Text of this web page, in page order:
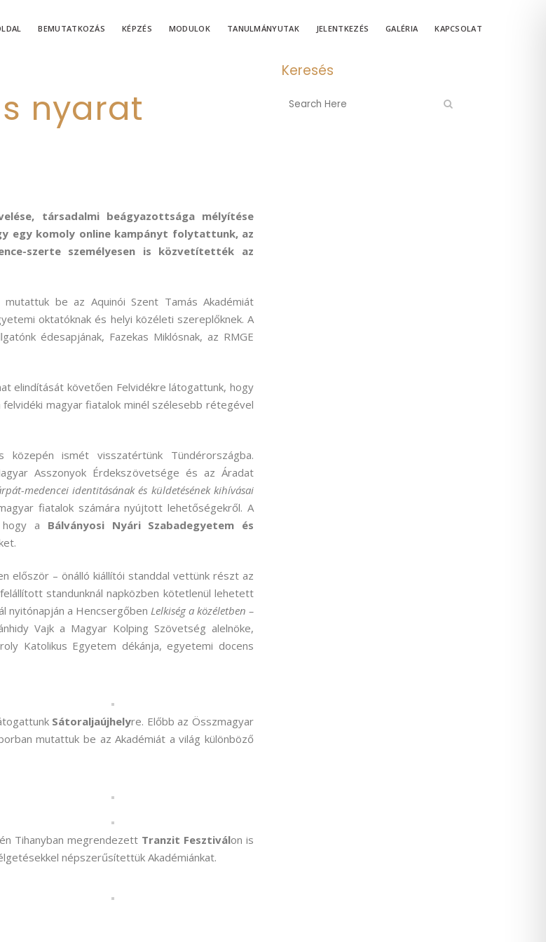
BEMUTATKOZÁS KÉPZÉS MODULOK TANULMÁNYUTAK JELENTKEZÉS GALÉRIA KAPCSOLAT
nyarat
társadalmi beágyazottsága mélyítése
egy komoly online kampányt folytattunk, az
szerte személyesen is közvetítették az
be az Aquinói Szent Tamás Akadémiát
oktatóknak és helyi közéleti szereplőknek. A
édesapjának, Fazekas Miklósnak, az RMGE
elindítását követően Felvidékre látogattunk, hogy
felvidéki magyar fiatalok minél szélesebb rétegével
ismét visszatértünk Tündérországba.
Asszonyok Érdekszövetsége és az Áradat
medencei identitásának és küldetésének kihívásai
fiatalok számára nyújtott lehetőségekről. A
hogy a Bálványosi Nyári Szabadegyetem és
először – önálló kiállítói standdal vettünk részt az
standunknál napközben kötetlenül lehetett
nyitónapján a Hencsergőben Lelkiség a közéletben –
Vajk a Magyar Kolping Szövetség alelnöke,
Katolikus Egyetem dékánja, egyetemi docens
Sátoraljaújhelyre. Előbb az Összmagyar
mutattuk be az Akadémiát a világ különböző
Tihanyban megrendezett Tranzit Fesztiválon is
népszerűsítettük Akadémiánkat.
Keresés